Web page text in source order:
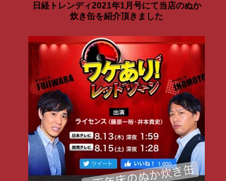
日経トレンディ2021年1月号にて当店のぬか
炊き缶を紹介頂きました